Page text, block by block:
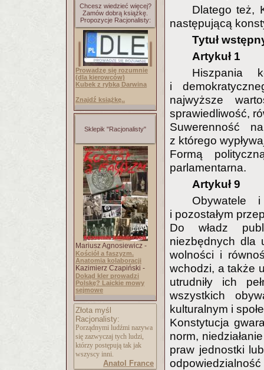
Chcesz wiedzieć więcej?
Zamów dobrą książkę.
Propozycje Racjonalisty:
Prowadzę się rozumnie
(dla kierowców)
Kubek z rybką Darwina
Znajdź książkę..
Sklepik "Racjonalisty"
Mariusz Agnosiewicz -
Kościół a faszyzm.
Anatomia kolaboracji
Kazimierz Czapiński -
Dokąd kler prowadzi
Polskę? Laickie mowy
sejmowe
Złota myśl
Racjonalisty:
Porządnymi ludźmi nazywa
się zazwyczaj tych ludzi,
którzy postępują tak jak
wszyscy inni.
Anatol France
Dlatego też,
następującą
Tytuł
Artykuł 1
Hiszpania
i
najwyższe
sprawiedliwość,
Suwerenność
z którego
Formą
parlamentarna.
Artykuł 9
Obywatele
i pozostałym
Do władz
niezbędnych dla
wolności i
wchodzi, a także
utrudniły ich
wszystkich
kulturalnym i
Konstytucja
norm,
praw jednostki
odpowiedzialność